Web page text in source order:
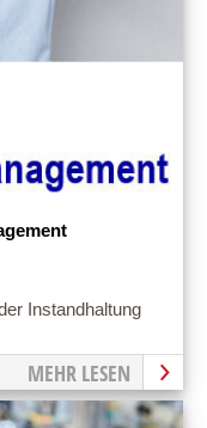
Instandhaltung
MEHR LESEN